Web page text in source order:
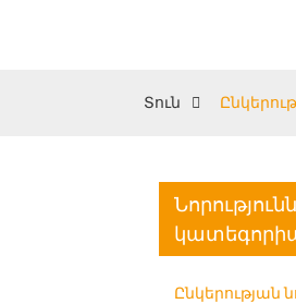
Տուն
Ընկերության